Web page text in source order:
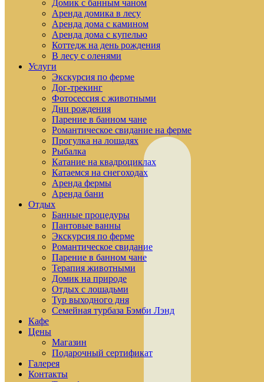
Домик с банным чаном
Аренда домика в лесу
Аренда дома с камином
Аренда дома с купелью
Коттедж на день рождения
В лесу с оленями
Услуги
Экскурсия по ферме
Дог-трекинг
Фотосессия с животными
Дни рождения
Парение в банном чане
Романтическое свидание на ферме
Прогулка на лошадях
Рыбалка
Катание на квадроциклах
Катаемся на снегоходах
Аренда фермы
Аренда бани
Отдых
Банные процедуры
Пантовые ванны
Экскурсия по ферме
Романтическое свидание
Парение в банном чане
Терапия животными
Домик на природе
Отдых с лошадьми
Тур выходного дня
Семейная турбаза Бэмби Лэнд
Кафе
Цены
Магазин
Подарочный сертификат
Галерея
Контакты